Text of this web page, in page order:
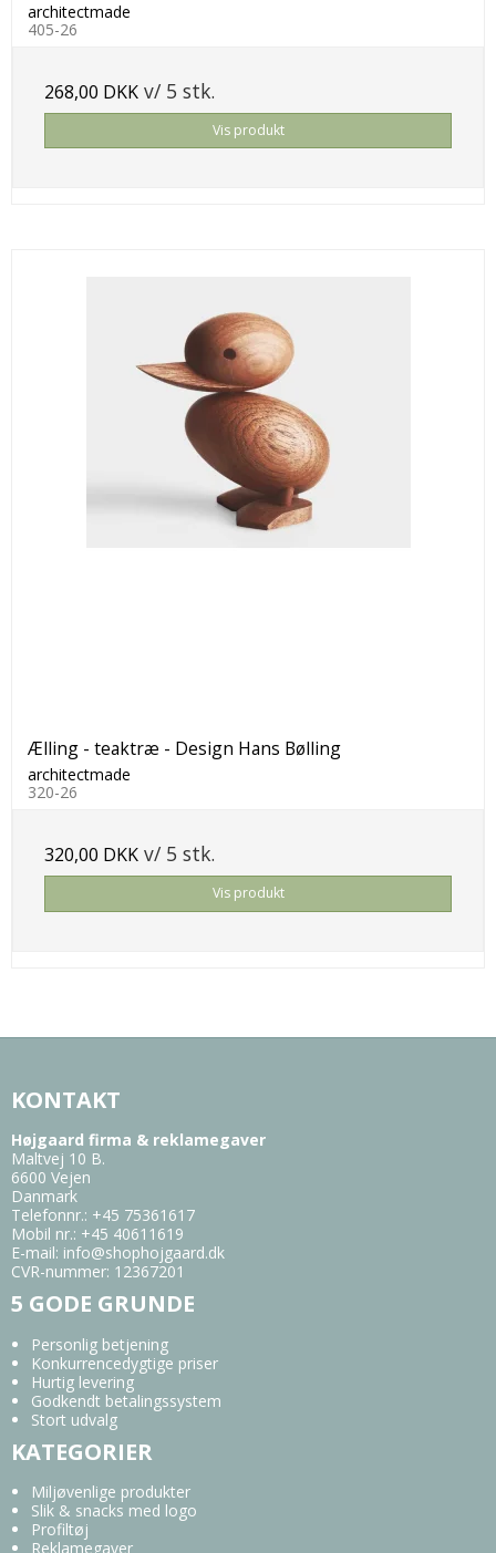
architectmade
405-26
268,00 DKK v/ 5 stk.
Vis produkt
Ælling - teaktræ - Design Hans Bølling
architectmade
320-26
320,00 DKK v/ 5 stk.
Vis produkt
KONTAKT
Højgaard firma & reklamegaver
Maltvej 10 B.
6600 Vejen
Danmark
Telefonnr.: +45 75361617
Mobil nr.: +45 40611619
E-mail: info@shophojgaard.dk
CVR-nummer: 12367201
5 GODE GRUNDE
Personlig betjening
Konkurrencedygtige priser
Hurtig levering
Godkendt betalingssystem
Stort udvalg
KATEGORIER
Miljøvenlige produkter
Slik & snacks med logo
Profiltøj
Reklamegaver